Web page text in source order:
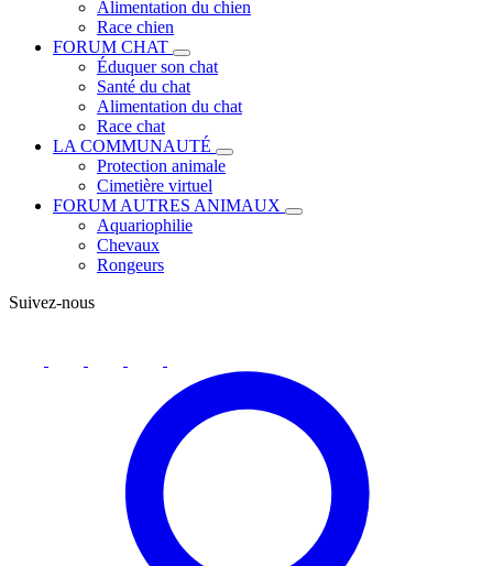
Alimentation du chien
Race chien
FORUM CHAT
Éduquer son chat
Santé du chat
Alimentation du chat
Race chat
LA COMMUNAUTÉ
Protection animale
Cimetière virtuel
FORUM AUTRES ANIMAUX
Aquariophilie
Chevaux
Rongeurs
Suivez-nous